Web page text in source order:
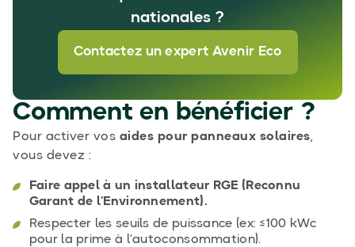
nationales ?
Contactez un expert Avenir Eco
Comment en bénéficier ?
Pour activer vos aides pour panneaux solaires,
vous devez :
Faire appel à un installateur RGE (Reconnu
Garant de l’Environnement).
Respecter les seuils de puissance (ex: ≤100 kWc
pour la prime à l’autoconsommation).